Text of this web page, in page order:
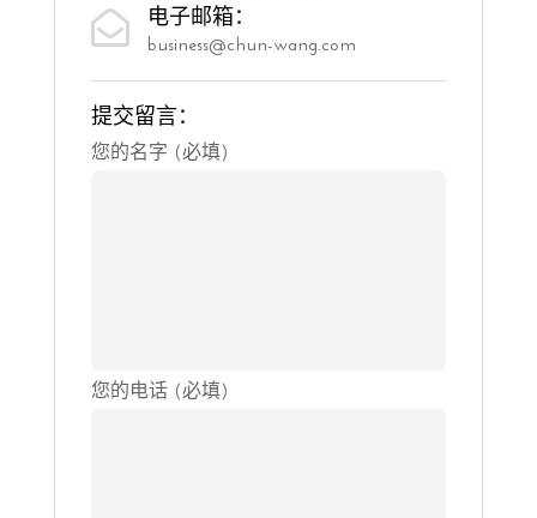
 电子邮箱：
business@chun-wang.com
提交留言：
Please
您的名字 (必填)
您的电话 (必填)